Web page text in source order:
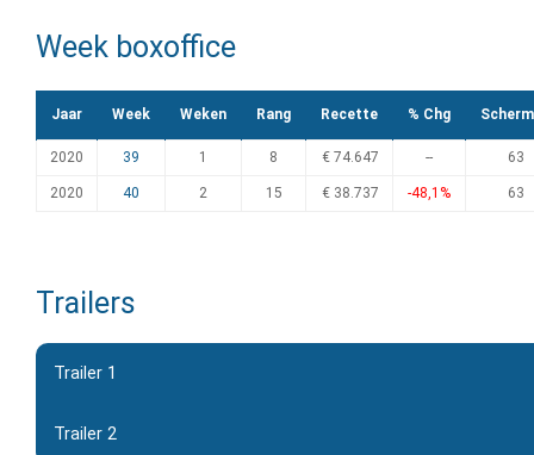
Week boxoffice
Jaar Week Weken Rang Recette % Chg
2020 39 1 8 € 74.647 -- 63
2020 40 2 15 € 38.737 -48,1% 63
Trailers
Trailer 1
Trailer 2